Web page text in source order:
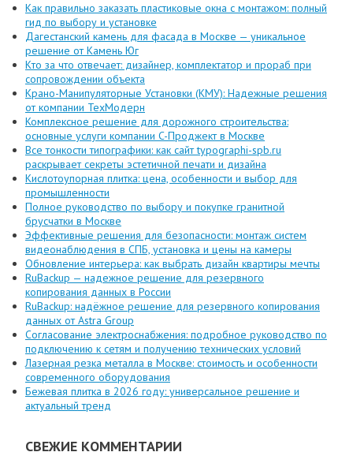
Как правильно заказать пластиковые окна с монтажом: полный
гид по выбору и установке
Дагестанский камень для фасада в Москве — уникальное
решение от Камень Юг
Кто за что отвечает: дизайнер, комплектатор и прораб при
сопровождении объекта
Крано-Манипуляторные Установки (КМУ): Надежные решения
от компании ТехМодерн
Комплексное решение для дорожного строительства:
основные услуги компании C-Проджект в Москве
Все тонкости типографики: как сайт typographi-spb.ru
раскрывает секреты эстетичной печати и дизайна
Кислотоупорная плитка: цена, особенности и выбор для
промышленности
Полное руководство по выбору и покупке гранитной
брусчатки в Москве
Эффективные решения для безопасности: монтаж систем
видеонаблюдения в СПБ, установка и цены на камеры
Обновление интерьера: как выбрать дизайн квартиры мечты
RuBackup — надежное решение для резервного
копирования данных в России
RuBackup: надёжное решение для резервного копирования
данных от Astra Group
Согласование электроснабжения: подробное руководство по
подключению к сетям и получению технических условий
Лазерная резка металла в Москве: стоимость и особенности
современного оборудования
Бежевая плитка в 2026 году: универсальное решение и
актуальный тренд
СВЕЖИЕ КОММЕНТАРИИ